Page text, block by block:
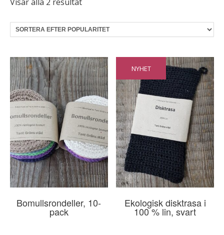
popularitet
Bomullsrondeller, 10-
pack
NYHET
Ekologisk disktrasa i
100 % lin, svart